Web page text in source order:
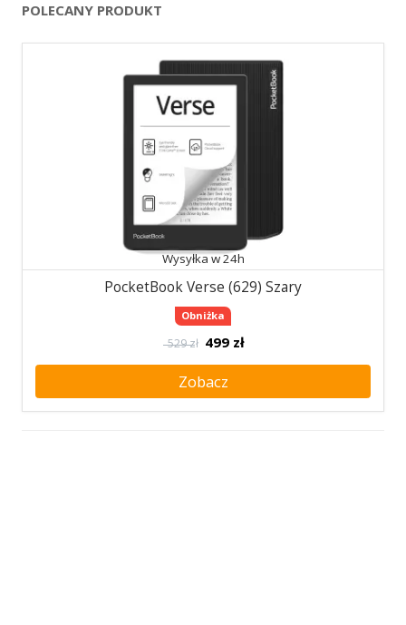
POLECANY PRODUKT
Wysyłka w 24h
PocketBook Verse (629) Szary
Obniżka
529 zł 499 zł
Zobacz